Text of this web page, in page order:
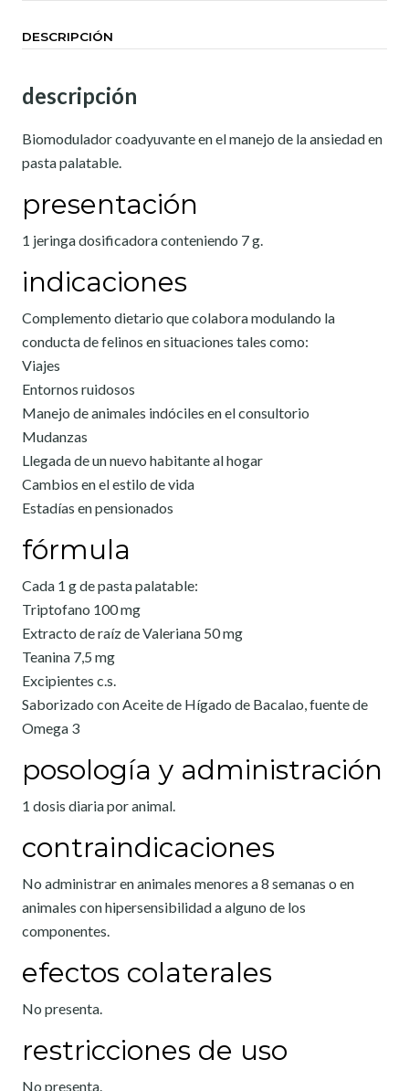
DESCRIPCIÓN
descripción
Biomodulador coadyuvante en el manejo de la ansiedad en
pasta palatable.
presentación
1 jeringa dosificadora conteniendo 7 g.
indicaciones
Complemento dietario que colabora modulando la
conducta de felinos en situaciones tales como:
Viajes
Entornos ruidosos
Manejo de animales indóciles en el consultorio
Mudanzas
Llegada de un nuevo habitante al hogar
Cambios en el estilo de vida
Estadías en pensionados
fórmula
Cada 1 g de pasta palatable:
Triptofano 100 mg
Extracto de raíz de Valeriana 50 mg
Teanina 7,5 mg
Excipientes c.s.
Saborizado con Aceite de Hígado de Bacalao, fuente de
Omega 3
posología y administración
1 dosis diaria por animal.
contraindicaciones
No administrar en animales menores a 8 semanas o en
animales con hipersensibilidad a alguno de los
componentes.
efectos colaterales
No presenta.
restricciones de uso
No presenta.